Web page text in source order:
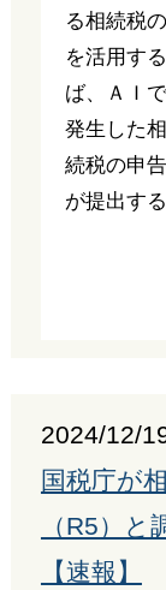
る相続税
を活用す
ば、ＡＩ
発生した
続税の申
が提出す
2024/12/
国税庁が
（R5）
【速報】